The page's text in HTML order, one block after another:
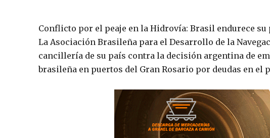
Conflicto por el peaje en la Hidrovía: Brasil endurece
La Asociación Brasileña para el Desarrollo de la
cancillería de su país contra la decisión argentina de
brasileña en puertos del Gran Rosario por deudas en el